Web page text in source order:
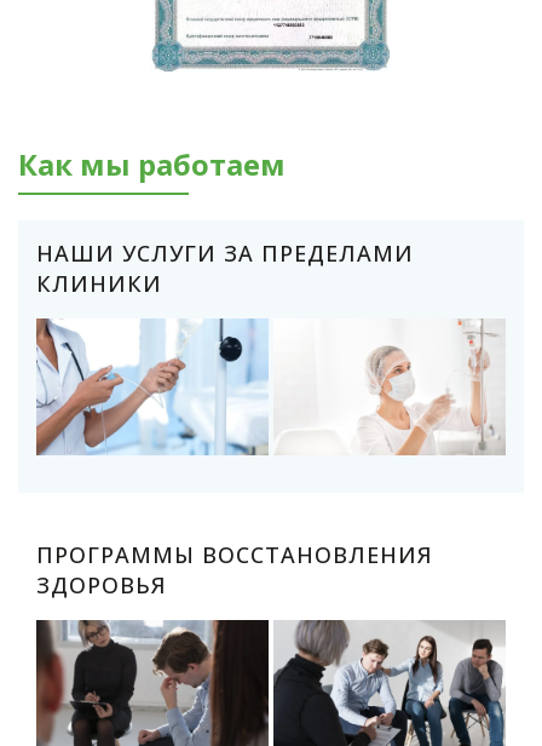
Как мы работаем
НАШИ УСЛУГИ ЗА ПРЕДЕЛАМИ
КЛИНИКИ
ПРОГРАММЫ ВОССТАНОВЛЕНИЯ
ЗДОРОВЬЯ